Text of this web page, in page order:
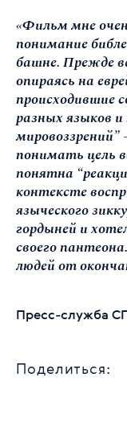
«Фильм мне
понимание
башне. Прежде
опираясь на
происходившие
разных языков
понимать цель
понятна
контексте
языческого
гордыней и
своего
людей от
Пресс-служба
Поделиться: